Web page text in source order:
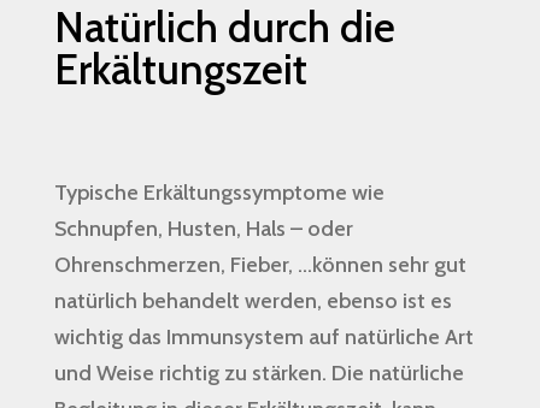
Natürlich durch die
Erkältungszeit
Typische Erkältungssymptome wie
Schnupfen, Husten, Hals – oder
Ohrenschmerzen, Fieber, …können sehr gut
natürlich behandelt werden, ebenso ist es
wichtig das Immunsystem auf natürliche Art
und Weise richtig zu stärken. Die natürliche